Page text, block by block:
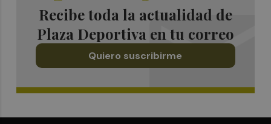
Recibe toda la actualidad de
Plaza Deportiva en tu correo
Quiero suscribirme